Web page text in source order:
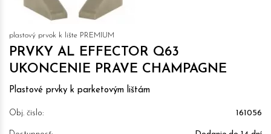
plastový prvok k lište PREMIUM
PRVKY AL EFFECTOR Q63
UKONCENIE PRAVE CHAMPAGNE
Plastové prvky k parketovým lištám
Obj. čislo: 161056